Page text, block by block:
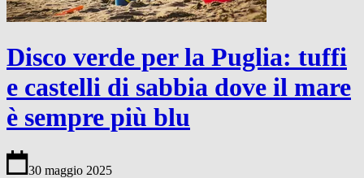
Disco verde per la Puglia: tuffi
e castelli di sabbia dove il mare
è sempre più blu
30 maggio 2025